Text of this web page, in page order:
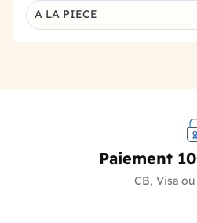
Déclinaison du produit
A LA PIECE
Paiement
CB, Visa